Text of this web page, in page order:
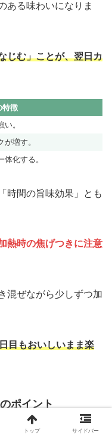
ある味わいになりま
じむ」ことが、翌日カ
特徴
。
増す。
化する。
時間の旨味効果」とも
熱時の焦げつきに注意
混ぜながら少しずつ加
目もおいしいまま楽
ポイント
トップ サイドバー